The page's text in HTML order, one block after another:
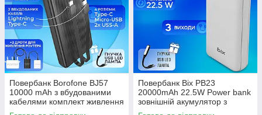
Повербанк Borofone BJ57
10000 mAh з вбудованими
кабелями комплект живлення
Powerbank + 2 шт юсб дротів
Повербанк Bix PB23
20000mAh 22.5W Power bank
зовнішній акумулятор з
швидкою зарядкою для